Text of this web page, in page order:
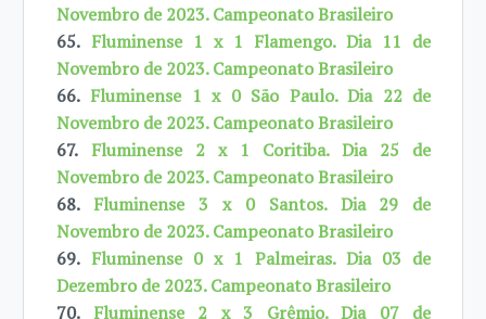
Novembro de 2023. Campeonato Brasileiro
65. Fluminense 1 x 1 Flamengo. Dia 11 de
Novembro de 2023. Campeonato Brasileiro
66. Fluminense 1 x 0 São Paulo. Dia 22 de
Novembro de 2023. Campeonato Brasileiro
67. Fluminense 2 x 1 Coritiba. Dia 25 de
Novembro de 2023. Campeonato Brasileiro
68. Fluminense 3 x 0 Santos. Dia 29 de
Novembro de 2023. Campeonato Brasileiro
69. Fluminense 0 x 1 Palmeiras. Dia 03 de
Dezembro de 2023. Campeonato Brasileiro
70. Fluminense 2 x 3 Grêmio. Dia 07 de